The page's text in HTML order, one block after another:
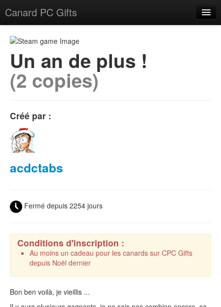
Canard PC Gifts
Un an de plus !
(2 copies)
Créé par :
acdctabs
Fermé depuis 2254 jours
Conditions d'inscription :
Au moins un cadeau pour les canards sur CPC Gifts
depuis Noël dernier
Bon ben voilà, je vieillis ...